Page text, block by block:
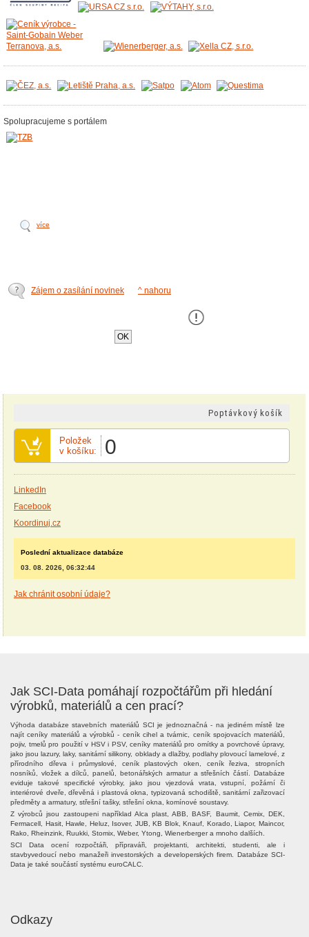
Spolupracujeme s portálem
více
Zájem o zasílání novinek ^ nahoru
OK
Poptávkový košík
Položek
v košíku:
0
LinkedIn
Facebook
Koordinuj.cz
Poslední aktualizace databáze
03. 08. 2026, 06:32:44
Jak chránit osobní údaje?
Jak SCI-Data pomáhají rozpočtářům při hledání
výrobků, materiálů a cen prací?
Výhoda databáze stavebních materiálů SCI je jednoznačná - na jediném místě lze
najít ceníky materiálů a výrobků - ceník cihel a tvárnic, ceník spojovacích materiálů,
pojiv, tmelů pro použití v HSV i PSV, ceníky materiálů pro omítky a povrchové úpravy,
jako jsou lazury, laky, sanitární silikony, obklady a dlažby, podlahy plovoucí lamelové, z
přírodního dřeva i průmyslové, ceník plastových oken, ceník řeziva, stropních
nosníků, vložek a dílců, panelů, betonářských armatur a střešních částí. Databáze
eviduje takové specifické výrobky, jako jsou vjezdová vrata, vstupní, požární či
interiérové dveře, dřevěná i plastová okna, typizovaná schodiště, sanitární zařizovací
předměty a armatury, střešní tašky, střešní okna, komínové soustavy.
Z výrobců jsou zastoupeni například Alca plast, ABB, BASF, Baumit, Cemix, DEK,
Fermacell, Hasit, Hawle, Heluz, Isover, JUB, KB Blok, Knauf, Korado, Liapor, Maincor,
Rako, Rheinzink, Ruukki, Stomix, Weber, Ytong, Wienerberger a mnoho dalších.
SCI Data ocení rozpočtáři, přípraváři, projektanti, architekti, studenti, ale i
stavbyvedoucí nebo manažeři investorských a developerských firem. Databáze SCI-
Data je také součástí systému euroCALC.
Odkazy